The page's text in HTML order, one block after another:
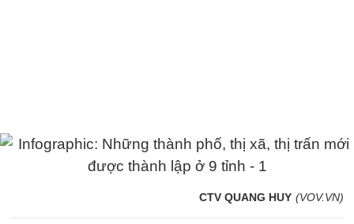
CTV QUANG HUY (VOV.VN)